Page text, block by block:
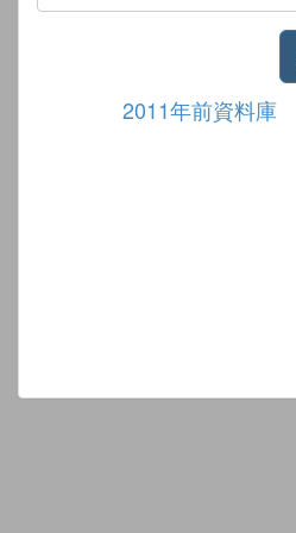
2011年前資料庫